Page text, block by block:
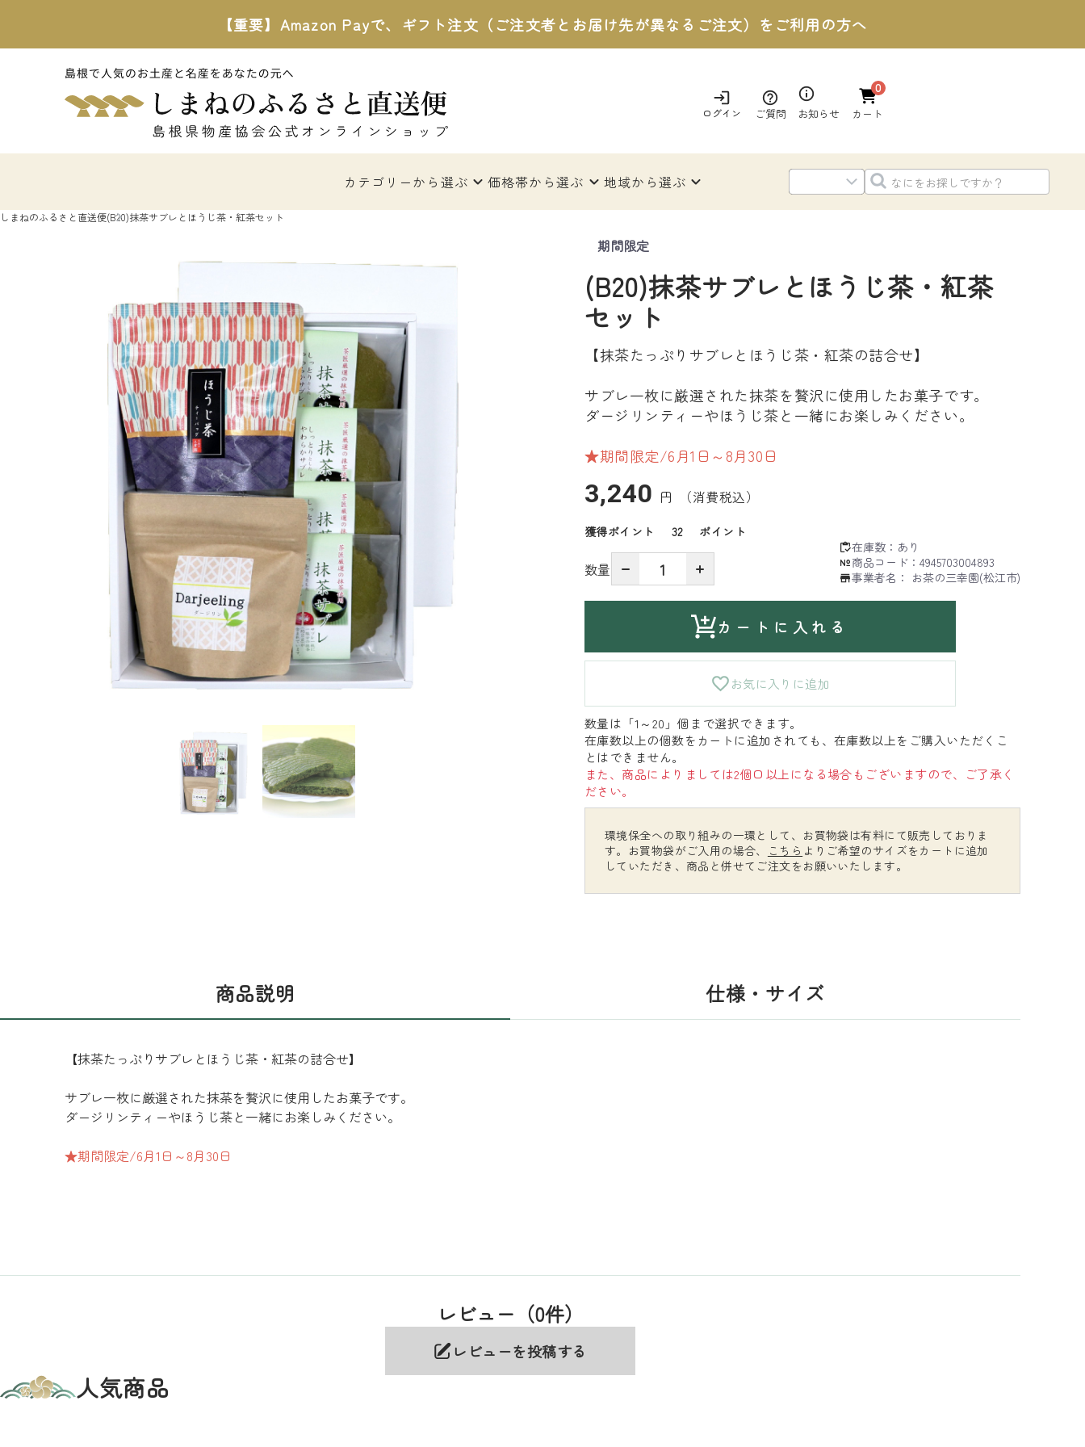
【重要】Amazon Payで、ギフト注文（ご注文者とお届け先が異なるご注文）をご利用の方へ
ログイン ご質問 お知らせ
0
カート
カテゴリーから選ぶ 価格帯から選ぶ 地域から選ぶ
しまねのふるさと直送便(B20)抹茶サブレとほうじ茶・紅茶セット
期間限定
(B20)抹茶サブレとほうじ茶・紅茶
セット
【抹茶たっぷりサブレとほうじ茶・紅茶の詰合せ】
サブレ一枚に厳選された抹茶を贅沢に使用したお菓子です。
ダージリンティーやほうじ茶と一緒にお楽しみください。
★期間限定/6月1日～8月30日
3,240 円 （消費税込）
獲得ポイント 32 ポイント
数量
在庫数： あり
商品コード： 4945703004893
事業者名： お茶の三幸園(松江市)
カートに入れる
お気に入りに追加
数量は「1～20」個まで選択できます。
在庫数以上の個数をカートに追加されても、在庫数以上をご購入いただくこ
とはできません。
また、商品によりましては2個口以上になる場合もございますので、ご了承く
ださい。
環境保全への取り組みの一環として、お買物袋は有料にて販売しておりま
す。お買物袋がご入用の場合、
こちら よりご希望のサイズをカートに追加
していただき、商品と併せてご注文をお願いいたします。
商品説明 仕様・サイズ
【抹茶たっぷりサブレとほうじ茶・紅茶の詰合せ】
サブレ一枚に厳選された抹茶を贅沢に使用したお菓子です。
ダージリンティーやほうじ茶と一緒にお楽しみください。
★期間限定/6月1日～8月30日
レビュー（0件）
レビューを投稿する
人気商品